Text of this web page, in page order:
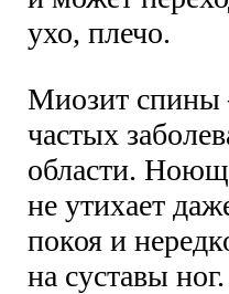
ухо, плечо.
Миозит
частых
области.
не утихает
покоя и
на суставы ног.